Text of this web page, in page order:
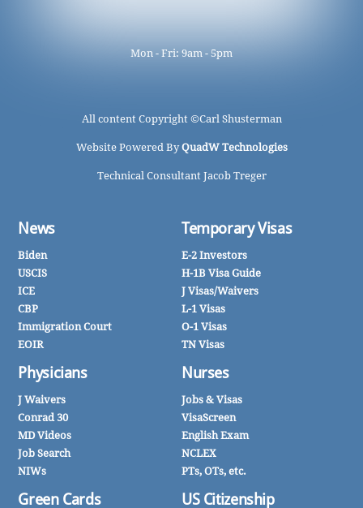
Mon - Fri: 9am - 5pm
All content Copyright ©Carl Shusterman
Website Powered ByQuadW Technologies
Technical Consultant Jacob Treger
News
Biden
USCIS
ICE
CBP
Immigration Court
EOIR
Physicians
J Waivers
Conrad 30
MD Videos
Job Search
NIWs
Green Cards
Temporary Visas
E-2 Investors
H-1B Visa Guide
J Visas/Waivers
L-1 Visas
O-1 Visas
TN Visas
Nurses
Jobs & Visas
VisaScreen
English Exam
NCLEX
PTs, OTs, etc.
US Citizenship